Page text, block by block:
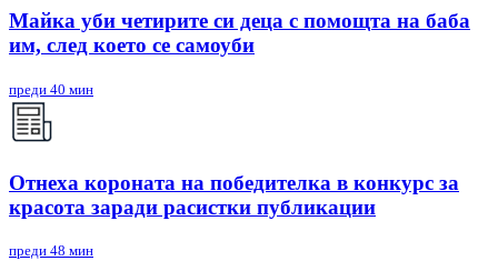
Майка уби четирите си деца с помощта на баба
им, след което се самоуби
преди 40 мин
Отнеха короната на победителка в конкурс за
красота заради расистки публикации
преди 48 мин